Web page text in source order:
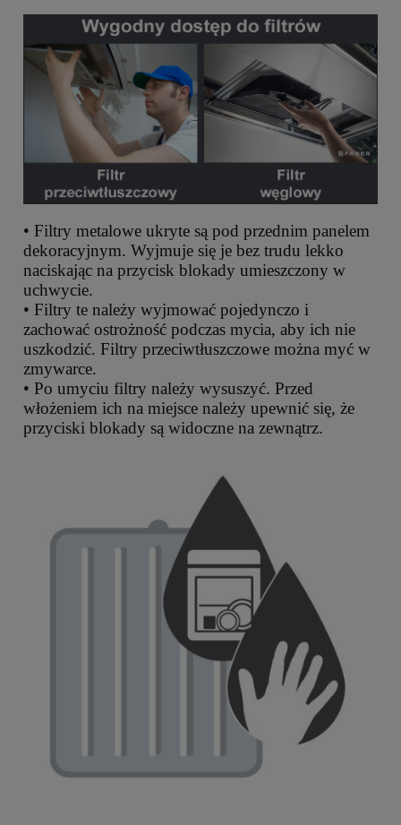
• Filtry metalowe ukryte są pod przednim panelem
dekoracyjnym. Wyjmuje się je bez trudu lekko
naciskając na przycisk blokady umieszczony w
uchwycie.
• Filtry te należy wyjmować pojedynczo i
zachować ostrożność podczas mycia, aby ich nie
uszkodzić. Filtry przeciwtłuszczowe można myć w
zmywarce.
• Po umyciu filtry należy wysuszyć. Przed
włożeniem ich na miejsce należy upewnić się, że
przyciski blokady są widoczne na zewnątrz.